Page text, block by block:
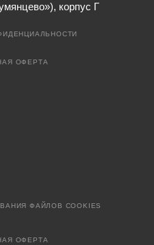
корпус Г
ОФЕРТА
ФАЙЛОВ COOKIES
ОФЕРТА